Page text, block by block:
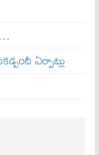
ఏర్పాట్లు